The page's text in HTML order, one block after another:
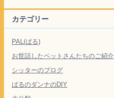
カテゴリー
PAL(ぱる)
お世話したペットさんたちのご紹介
シッターのブログ
ぱるのダンナのDIY